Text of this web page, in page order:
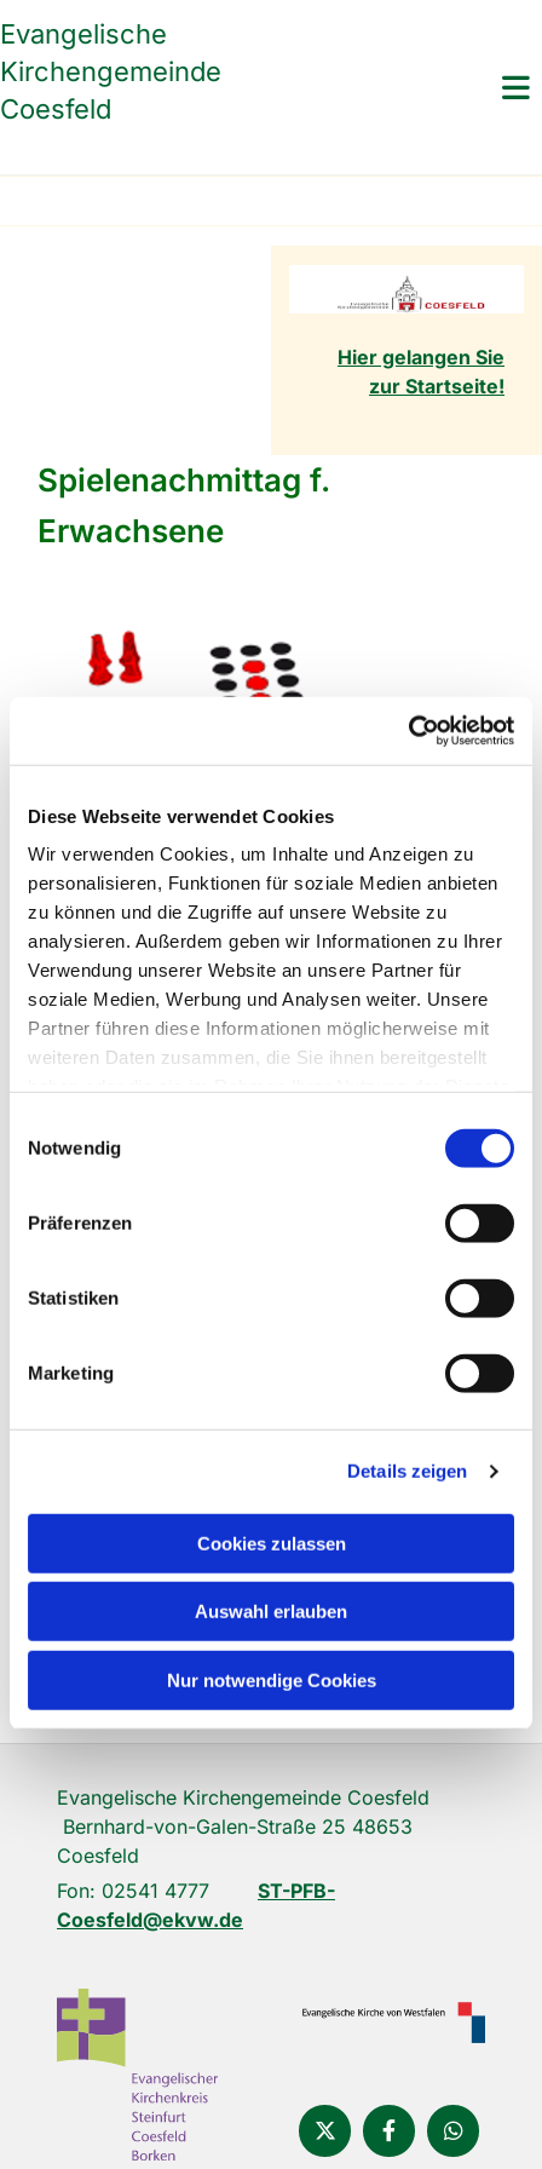
Diese Webseite verwendet Cookies
Wir verwenden Cookies, um Inhalte und Anzeigen zu
personalisieren, Funktionen für soziale Medien anbieten
zu können und die Zugriffe auf unsere Website zu
analysieren. Außerdem geben wir Informationen zu Ihrer
Verwendung unserer Website an unsere Partner für
soziale Medien, Werbung und Analysen weiter. Unsere
Partner führen diese Informationen möglicherweise mit
weiteren Daten zusammen, die Sie ihnen bereitgestellt
Notwendig
Präferenzen
Statistiken
Marketing
Details zeigen
Cookies zulassen
Auswahl erlauben
Nur notwendige Cookies
Evangelische
Kirchengemeinde
Coesfeld
Hier gelangen Sie
zur Startseite!
Spielenachmittag f.
Erwachsene
Mittwoch, 10. November 2027, 15:00
Uhr
24, 48653 Coesfeld
Evangelische Kirchengemeinde Coesfeld
Bernhard-von-Galen-Straße 25 48653
Coesfeld
Fon: 02541 4777 ST-PFB-
Coesfeld@ekvw.de